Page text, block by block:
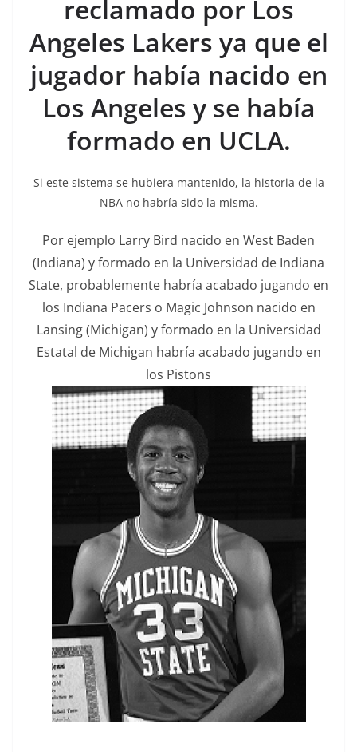
reclamado por Los
Angeles Lakers ya que el
jugador había nacido en
Los Angeles y se había
formado en UCLA.
Si este sistema se hubiera mantenido, la historia de la
NBA no habría sido la misma.
Por ejemplo Larry Bird nacido en West Baden
(Indiana) y formado en la Universidad de Indiana
State, probablemente habría acabado jugando en
los Indiana Pacers o Magic Johnson nacido en
Lansing (Michigan) y formado en la Universidad
Estatal de Michigan habría acabado jugando en
los Pistons